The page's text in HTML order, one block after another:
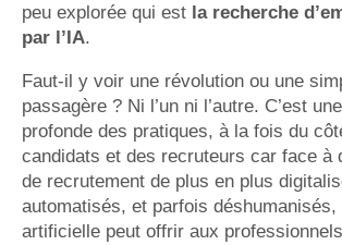
peu explorée qui est la recherche
par l’IA.
Faut-il y voir une révolution ou une
passagère ? Ni l’un ni l’autre. C’est
profonde des pratiques, à la fois du
candidats et des recruteurs car face à
de recrutement de plus en plus
automatisés, et parfois déshumanisés,
artificielle peut offrir aux